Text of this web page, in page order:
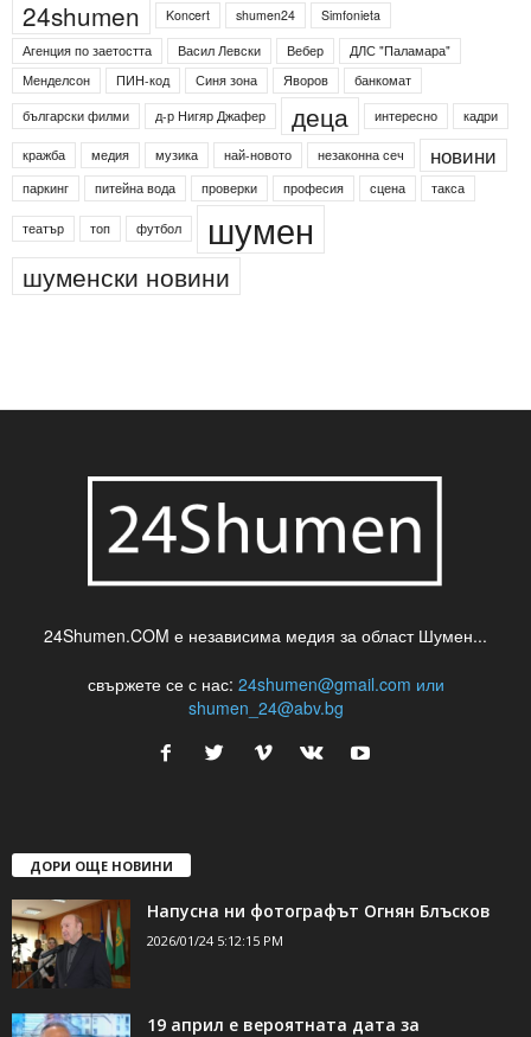
24shumen Koncert shumen24
Simfonieta
Агенция по заетостта
Васил Левски Вебер
ДЛС "Паламара"
Менделсон
ПИН-код Синя зона Яворов
банкомат
български филми
д-р Нигяр Джафер деца интересно кадри
кражба медия музика най-новото незаконна сеч новини
паркинг питейна вода проверки професия сцена такса
театър топ футбол шумен
шуменски новини
24Shumen.COM е независима медия за област Шумен...
свържете се с нас: 24shumen@gmail.com или
shumen_24@abv.bg
ДОРИ ОЩЕ НОВИНИ
Напусна ни фотографът Огнян Блъсков
2026/01/24 5:12:15 PM
19 април е вероятната дата за